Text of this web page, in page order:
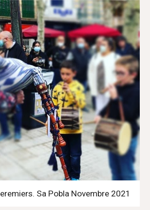
Sa Pobla Novembre 2021